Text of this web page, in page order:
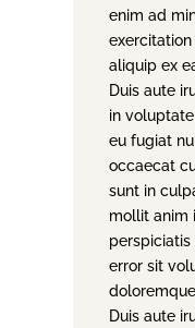
enim ad
aliquip ex
Duis aute
in
eu fugiat
occaecat
sunt in
mollit anim
perspiciatis
error sit
Duis aute